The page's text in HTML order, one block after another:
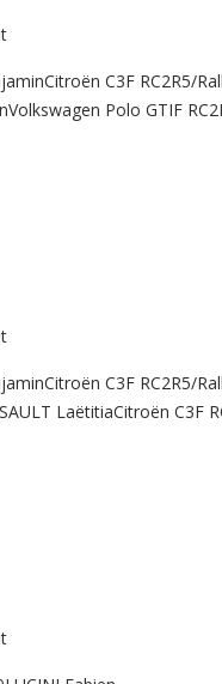
C3F RC2R5/
Polo GTIF
C3F RC2R5/
LaëtitiaCitroën C3F